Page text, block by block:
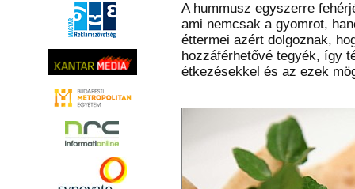
A hummusz egyszerre
ami nemcsak a gyomrot,
éttermei azért dolgoznak,
hozzáférhetővé tegyék, így
étkezésekkel és az ezek